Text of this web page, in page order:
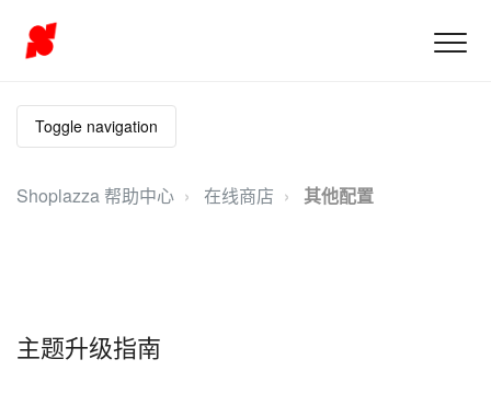
Toggle navigation
Shoplazza 帮助中心 在线商店 其他配置
主题升级指南